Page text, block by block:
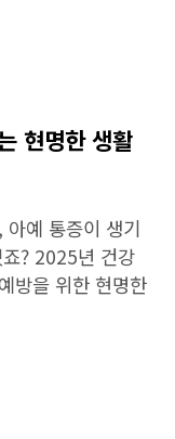
현명한 생활
아예 통증이 생기
? 2025년 건강
방을 위한 현명한